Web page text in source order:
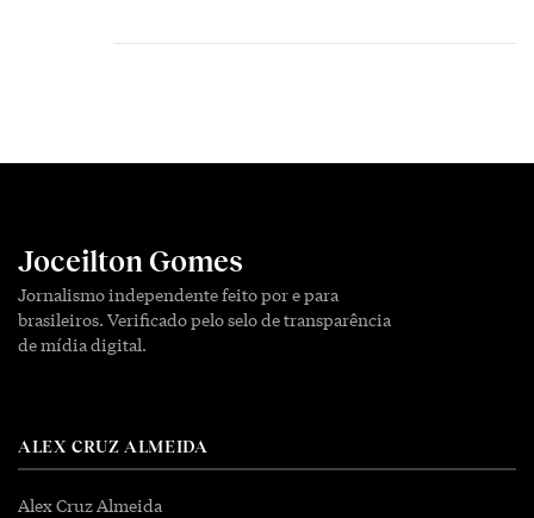
Joceilton Gomes
Jornalismo independente feito por e para
brasileiros. Verificado pelo selo de transparência
de mídia digital.
ALEX CRUZ ALMEIDA
Alex Cruz Almeida